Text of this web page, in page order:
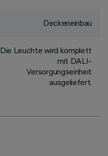
Deckeneinbau
Die Leuchte wird komplett
mit DALI-
Versorgungseinheit
ausgeliefert.